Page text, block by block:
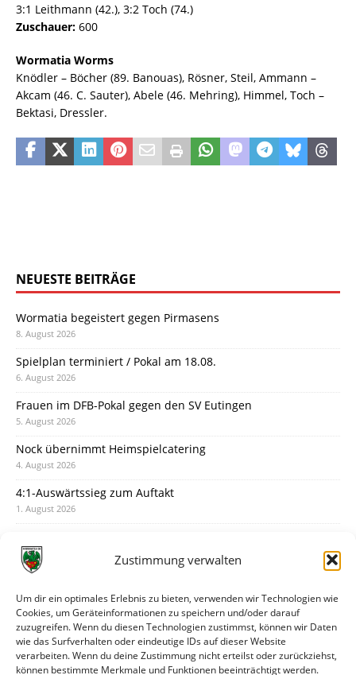
Zustimmung verwalten
Um dir ein optimales Erlebnis zu bieten, verwenden wir Technologien wie
Cookies, um Geräteinformationen zu speichern und/oder darauf
zuzugreifen. Wenn du diesen Technologien zustimmst, können wir Daten
wie das Surfverhalten oder eindeutige IDs auf dieser Website
verarbeiten. Wenn du deine Zustimmung nicht erteilst oder zurückziehst,
können bestimmte Merkmale und Funktionen beeinträchtigt werden.
3:1 Leithmann (42.), 3:2 Toch (74.)
Zuschauer: 600
Wormatia Worms
Knödler – Böcher (89. Banouas), Rösner, Steil, Ammann –
Akcam (46. C. Sauter), Abele (46. Mehring), Himmel, Toch –
Bektasi, Dressler.
NEUESTE BEITRÄGE
Wormatia begeistert gegen Pirmasens
8. August 2026
Spielplan terminiert / Pokal am 18.08.
6. August 2026
Frauen im DFB-Pokal gegen den SV Eutingen
5. August 2026
Nock übernimmt Heimspielcatering
4. August 2026
4:1-Auswärtssieg zum Auftakt
1. August 2026
31. Juli 2026
30. Juli 2026
Deine Spielminute: 89+1
28. Juli 2026
Neuer Rückensponsor